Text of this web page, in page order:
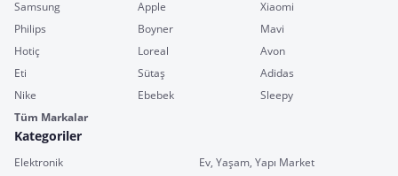
Samsung Apple
Xiaomi
Philips
Boyner
Mavi
Hotiç
Loreal
Avon
Eti
Sütaş
Adidas
Nike
Ebebek
Sleepy
Tüm Markalar
Kategoriler
Elektronik
Ev, Yaşam, Yapı Market